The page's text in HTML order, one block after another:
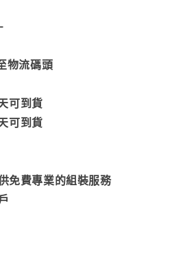
物流碼頭
可到貨
可到貨
免費專業的組裝服務